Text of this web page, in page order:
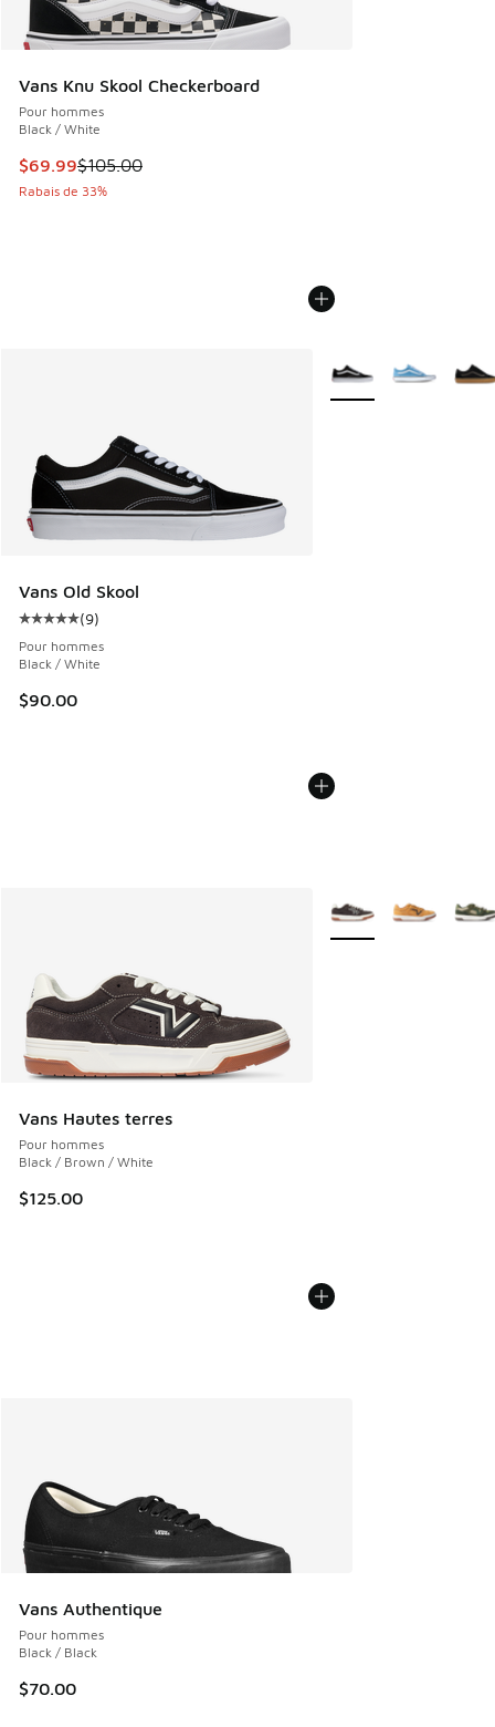
Vans Knu Skool Checkerboard
Pour hommes
Black / White
Cet article est en solde. Le prix est passé de $105.00 à
$69.99$105.00
Rabais de 33%
Vans Old Skool
Cote moyenne du client - [5 sur 5 étoiles], 9 commentaires
(9)
Pour hommes
Black / White
$90.00
Plus de couleurs
Vans Hautes terres
Pour hommes
Black / Brown / White
$125.00
Plus de couleurs
Vans Authentique
Pour hommes
Black / Black
$70.00